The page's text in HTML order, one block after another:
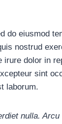
do eiusmod
nostrud
irure dolor in
sint
laborum.
nulla.